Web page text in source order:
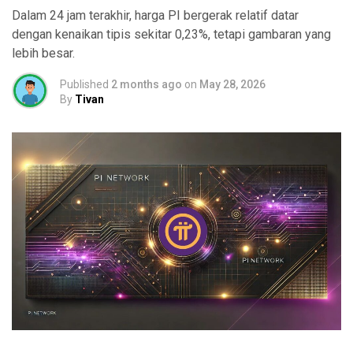
Dalam 24 jam terakhir, harga PI bergerak relatif datar
dengan kenaikan tipis sekitar 0,23%, tetapi gambaran yang
lebih besar.
Published 2 months ago on May 28, 2026
By Tivan